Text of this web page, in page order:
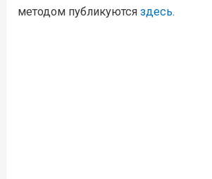
методом публикуютсяздесь.